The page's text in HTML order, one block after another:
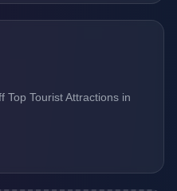
Top Tourist Attractions in